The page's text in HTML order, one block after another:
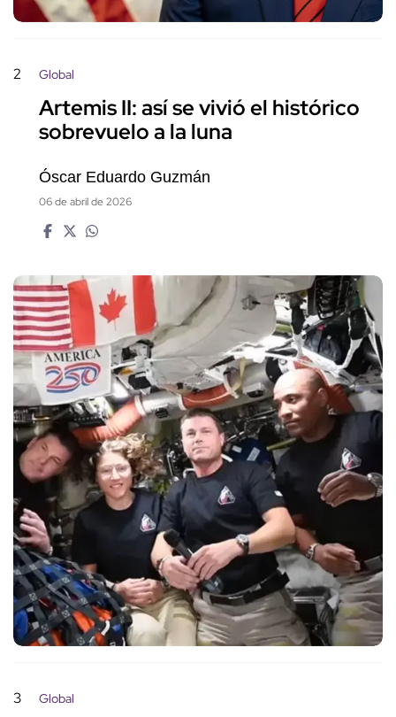
2 Global
Artemis II: así se vivió el histórico
sobrevuelo a la luna
Óscar Eduardo Guzmán
06 de abril de 2026
3 Global